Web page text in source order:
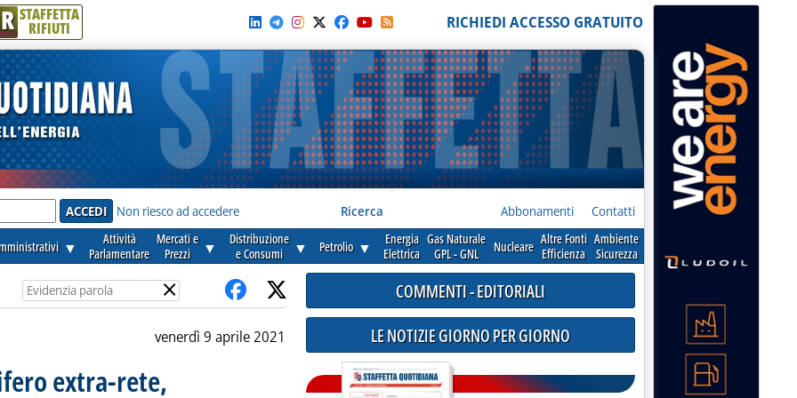
R STAFFETTA
RIFIUTI RICHIEDI ACCESSO GRATUITO
Non riesco ad accedere Ricerca Abbonamenti Contatti
▼
Attività
Parlamentare
Mercati e
Prezzi
▼
Distribuzione
e Consumi
▼ Petrolio ▼
Energia
Elettrica
Gas Naturale
GPL - GNL
Nucleare Altre Fonti
Efficienza
Ambiente
Sicurezza
×
venerdì 9 aprile 2021
extra-rete,
COMMENTI - EDITORIALI
LE NOTIZIE GIORNO PER GIORNO